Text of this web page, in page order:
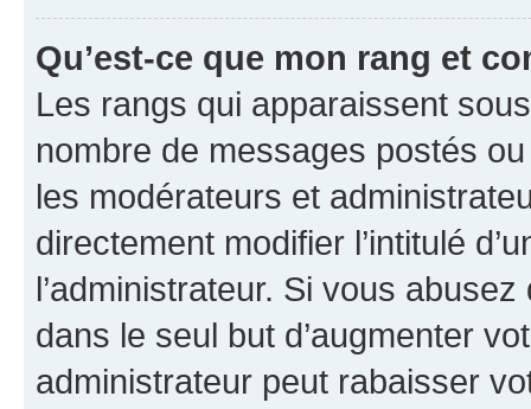
Qu’est-ce que mon rang et
Les rangs qui apparaissent
nombre de messages postés
les modérateurs et
directement modifier l’intitulé
l’administrateur. Si vous
dans le seul but d’augmenter
administrateur peut rabaisser